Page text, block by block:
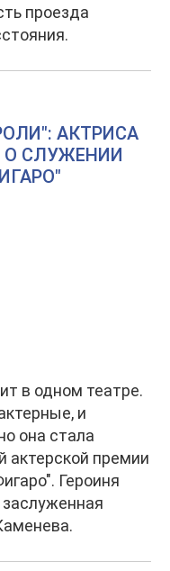
проезда
АКТРИСА
О СЛУЖЕНИИ
в одном театре.
и
она стала
актерской премии
Героиня